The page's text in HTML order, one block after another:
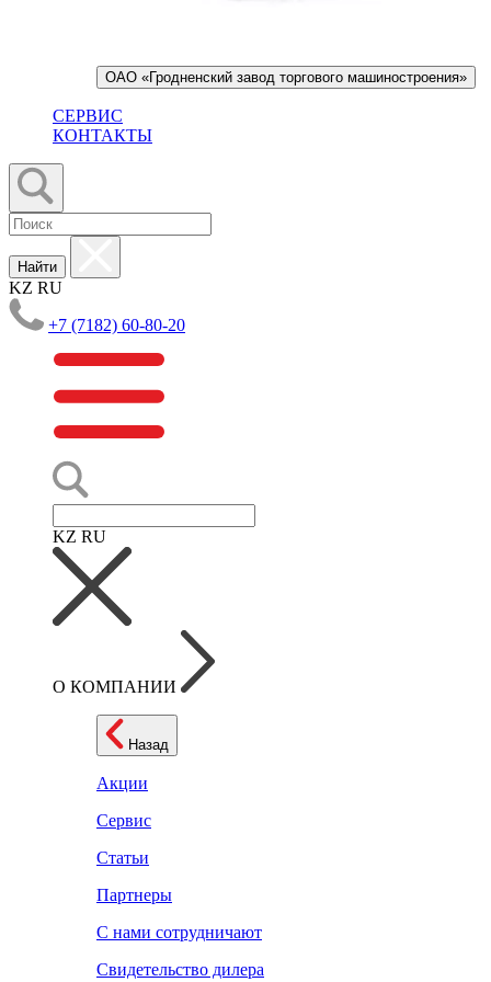
ОАО «Гродненский завод торгового машиностроения»
СЕРВИС
КОНТАКТЫ
Найти
KZ RU
+7 (7182) 60-80-20
KZ RU
О КОМПАНИИ
Назад
Акции
Сервис
Статьи
Партнеры
С нами сотрудничают
Свидетельство дилера